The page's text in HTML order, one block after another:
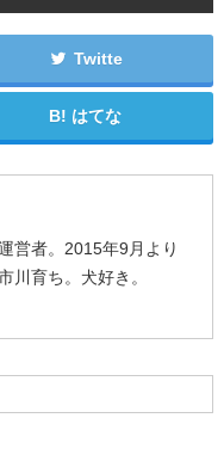
Twitte
はてな
営者。2015年9月より
川育ち。犬好き。